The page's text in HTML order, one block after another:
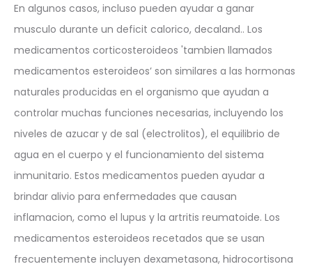
En algunos casos, incluso pueden ayudar a ganar
musculo durante un deficit calorico, decaland.. Los
medicamentos corticosteroideos 'tambien llamados
medicamentos esteroideos’ son similares a las hormonas
naturales producidas en el organismo que ayudan a
controlar muchas funciones necesarias, incluyendo los
niveles de azucar y de sal (electrolitos), el equilibrio de
agua en el cuerpo y el funcionamiento del sistema
inmunitario. Estos medicamentos pueden ayudar a
brindar alivio para enfermedades que causan
inflamacion, como el lupus y la artritis reumatoide. Los
medicamentos esteroideos recetados que se usan
frecuentemente incluyen dexametasona, hidrocortisona